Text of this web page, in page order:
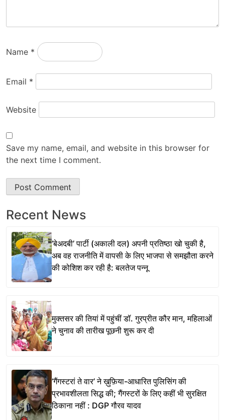
Name *
Email *
Website
Save my name, email, and website in this browser for
the next time I comment.
Recent News
‘बेअदबी’ पार्टी (अकाली दल) अपनी प्रतिष्ठा खो चुकी है,
अब वह राजनीति में वापसी के लिए भाजपा से समझौता करने
की कोशिश कर रही है: बलतेज पन्नू
मुक्तसर की तियां में पहुंचीं डॉ. गुरप्रीत कौर मान, महिलाओं
ने चुनाव की तारीख पूछनी शुरू कर दी
‘गैंगस्टरां ते वार’ ने ख़ुफ़िया-आधारित पुलिसिंग की
प्रभावशीलता सिद्ध की; गैंगस्टरों के लिए कहीं भी सुरक्षित
ठिकाना नहीं : DGP गौरव यादव